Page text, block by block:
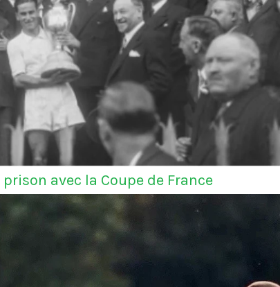
avec la Coupe de France